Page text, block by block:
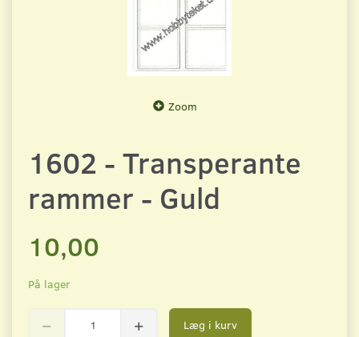
Zoom
1602 - Transperante
rammer - Guld
10,00
På lager
Læg i kurv